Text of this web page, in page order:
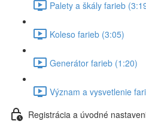
Palety a škály farieb
Koleso farieb (3:05)
Generátor farieb (1:20)
Význam a vysvetlenie
Registrácia a úvodné